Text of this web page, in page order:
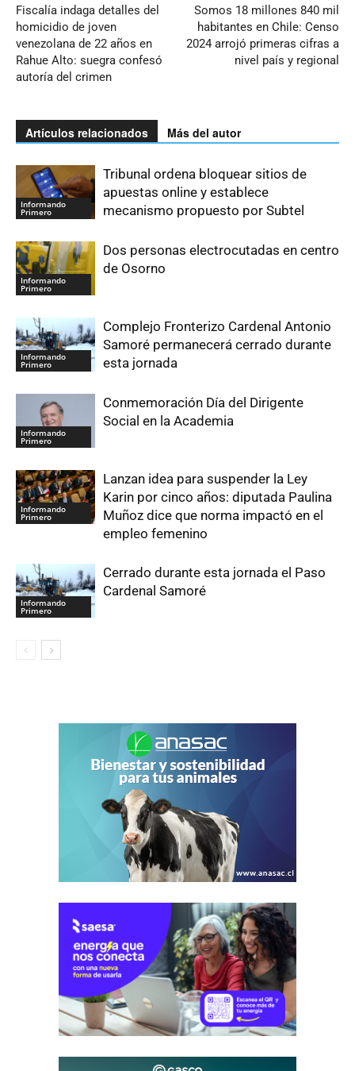
Fiscalía indaga detalles del
homicidio de joven
venezolana de 22 años en
Rahue Alto: suegra confesó
autoría del crimen
Somos 18 millones 840 mil
habitantes en Chile: Censo
2024 arrojó primeras cifras a
nivel país y regional
Artículos relacionados Más del autor
Informando
Primero
Tribunal ordena bloquear sitios de
apuestas online y establece
mecanismo propuesto por Subtel
Informando
Primero
Dos personas electrocutadas en centro
de Osorno
Informando
Primero
Complejo Fronterizo Cardenal Antonio
Samoré permanecerá cerrado durante
esta jornada
Informando
Primero
Conmemoración Día del Dirigente
Social en la Academia
Informando
Primero
Lanzan idea para suspender la Ley
Karin por cinco años: diputada Paulina
Muñoz dice que norma impactó en el
empleo femenino
Informando
Primero
Cerrado durante esta jornada el Paso
Cardenal Samoré